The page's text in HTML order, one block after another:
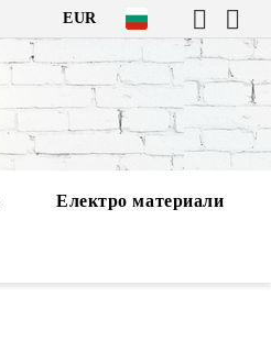
EUR
Електро материали